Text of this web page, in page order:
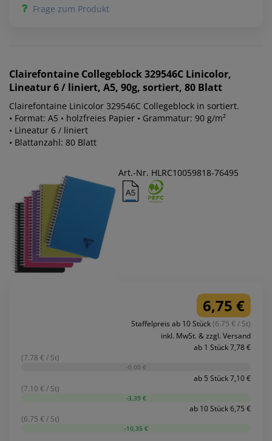
Frage zum Produkt
Clairefontaine Collegeblock 329546C Linicolor,
Lineatur 6 / liniert, A5, 90g, sortiert, 80 Blatt
Clairefontaine Linicolor 329546C Collegeblock in sortiert.
• Format: A5 • holzfreies Papier • Grammatur: 90 g/m²
• Lineatur 6 / liniert
• Blattanzahl: 80 Blatt
Art.-Nr. HLRC10059818-76495
6,75 €
Staffelpreis ab 10 Stück(6.75 € / St)
inkl. MwSt. & zzgl. Versand
ab 1 Stück 7,78 €
(7.78 € / St)
-0,00 €
ab 5 Stück 7,10 €
(7.10 € / St)
-3,39 €
ab 10 Stück 6,75 €
(6.75 € / St)
-10,35 €